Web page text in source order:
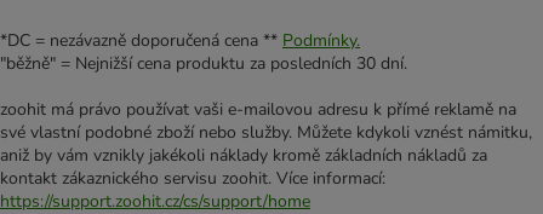
*DC = nezávazně doporučená cena ** Podmínky.
"běžně" = Nejnižší cena produktu za posledních 30 dní.
zoohit má právo používat vaši e-mailovou adresu k přímé reklamě na
své vlastní podobné zboží nebo služby. Můžete kdykoli vznést námitku,
aniž by vám vznikly jakékoli náklady kromě základních nákladů za
kontakt zákaznického servisu zoohit. Více informací:
https://support.zoohit.cz/cs/support/home